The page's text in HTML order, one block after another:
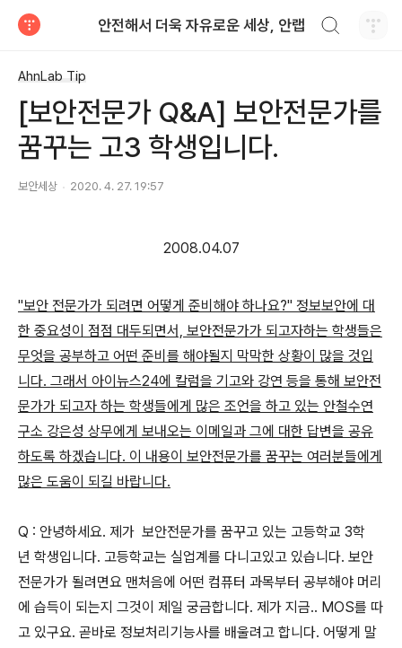
안전해서 더욱 자유로운 세상, 안랩
AhnLab Tip
[보안전문가 Q&A] 보안전문가를
꿈꾸는 고3 학생입니다.
보안세상 2020. 4. 27. 19:57
2008.04.07
"보안 전문가가 되려면 어떻게 준비해야 하나요?" 정보보안에 대
한 중요성이 점점 대두되면서, 보안전문가가 되고자하는 학생들은
무엇을 공부하고 어떤 준비를 해야될지 막막한 상황이 많을 것입
니다. 그래서 아이뉴스24에 칼럼을 기고와 강연 등을 통해 보안전
문가가 되고자 하는 학생들에게 많은 조언을 하고 있는 안철수연
구소 강은성 상무에게 보내오는 이메일과 그에 대한 답변을 공유
하도록 하겠습니다. 이 내용이 보안전문가를 꿈꾸는 여러분들에게
많은 도움이 되길 바랍니다.
Q : 안녕하세요. 제가 보안전문가를 꿈꾸고 있는 고등학교 3학
년 학생입니다. 고등학교는 실업계를 다니고있고 있습니다. 보안
전문가가 될려면요 맨처음에 어떤 컴퓨터 과목부터 공부해야 머리
에 습득이 되는지 그것이 제일 궁금합니다. 제가 지금.. MOS를 따
고 있구요. 곧바로 정보처리기능사를 배울려고 합니다. 어떻게 말